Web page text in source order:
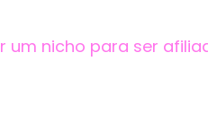
um nicho para ser